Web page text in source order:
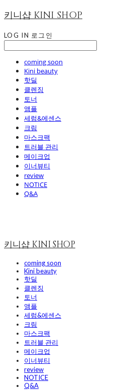
키니샵 KINI SHOP
LOG IN 로그인
coming soon
Kini beauty
핫딜
클렌징
토너
앰플
세럼&에센스
크림
마스크팩
트러블 관리
메이크업
이너뷰티
review
NOTICE
Q&A
키니샵 KINI SHOP
coming soon
Kini beauty
핫딜
클렌징
토너
앰플
세럼&에센스
크림
마스크팩
트러블 관리
메이크업
이너뷰티
review
NOTICE
Q&A